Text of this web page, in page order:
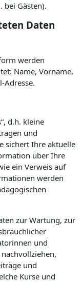
bei Gästen).
Daten
werden
Name, Vorname,
Adresse.
d.h. kleine
und
sichert Ihre aktuelle
über Ihre
ein Verweis auf
werden
zur Wartung, zur
und
und
Kurse und